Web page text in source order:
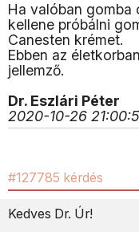
Ha valóban gomba
kellene próbálni
Canesten krémet.
Ebben az
jellemző.
Dr. Eszlári Péter
2020-10-26
#127785 kérdés
Kedves Dr. Úr!